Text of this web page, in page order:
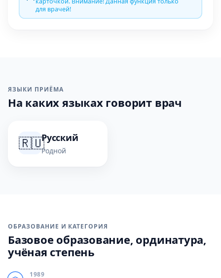
для врачей!
ЯЗЫКИ ПРИЁМА
На каких языках говорит врач
🇷🇺Русский
Родной
ОБРАЗОВАНИЕ И КАТЕГОРИЯ
Базовое образование, ординатура,
учёная степень
1989